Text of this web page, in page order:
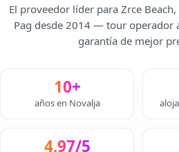
El proveedor líder para Zrce
Pag desde 2014 — tour operador
garantía de mejor
10+
años en Novalja
4,97/5